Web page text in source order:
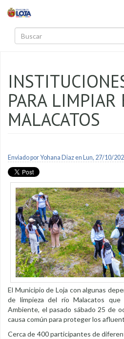
PARA LIMPIAR
MALACATOS
Enviado porYohana Diazen Lun, 27/10/
El Municipio de Loja con algunas
de limpieza del río Malacatos
Ambiente, el pasado sábado 25 de
causa común para proteger los
Cerca de 400 participantes de